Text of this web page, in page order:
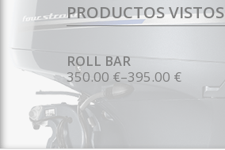
PRODUCTOS VISTOS
ROLL BAR
350.00 €–395.00 €